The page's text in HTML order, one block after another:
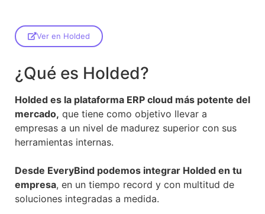
Ver en Holded
¿Qué es Holded?
Holded es la plataforma ERP cloud más potente del
mercado, que tiene como objetivo llevar a
empresas a un nivel de madurez superior con sus
herramientas internas.
Desde EveryBind podemos integrar Holded en tu
empresa, en un tiempo record y con multitud de
soluciones integradas a medida.